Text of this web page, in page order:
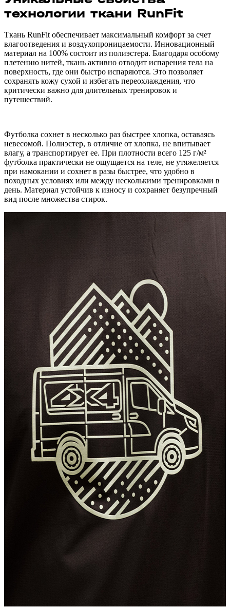
технологии ткани RunFit
Ткань RunFit обеспечивает максимальный комфорт за счет
влагоотведения и воздухопроницаемости. Инновационный
материал на 100% состоит из полиэстера. Благодаря особому
плетению нитей, ткань активно отводит испарения тела на
поверхность, где они быстро испаряются. Это позволяет
сохранять кожу сухой и избегать переохлаждения, что
критически важно для длительных тренировок и
путешествий.
Футболка сохнет в несколько раз быстрее хлопка, оставаясь
невесомой. Полиэстер, в отличие от хлопка, не впитывает
влагу, а транспортирует ее. При плотности всего 125 г/м²
футболка практически не ощущается на теле, не утяжеляется
при намокании и сохнет в разы быстрее, что удобно в
походных условиях или между несколькими тренировками в
день. Материал устойчив к износу и сохраняет безупречный
вид после множества стирок.